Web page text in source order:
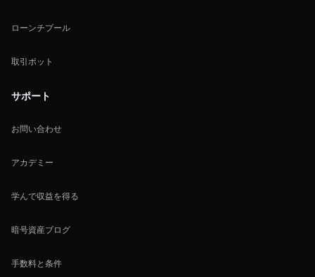
ローンチプール
取引ボット
サポート
お問い合わせ
アカデミー
学んで収益を得る
暗号資産ブログ
手数料と条件